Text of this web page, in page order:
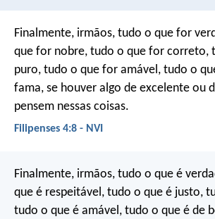
Finalmente, irmãos, tudo o que for
que for nobre, tudo o que for correto,
puro, tudo o que for amável, tudo o
fama, se houver algo de excelente ou
pensem nessas coisas.
Filipenses 4:8 - NVI
Finalmente, irmãos, tudo o que é
que é respeitável, tudo o que é justo,
tudo o que é amável, tudo o que é de